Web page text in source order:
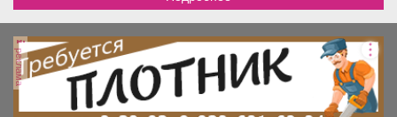
реклама